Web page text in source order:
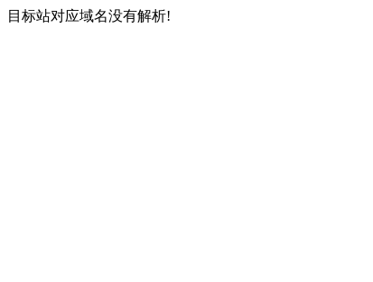
目标站对应域名没有解析!